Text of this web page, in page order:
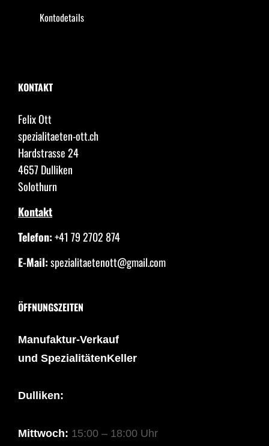
Kontodetails
KONTAKT
Felix Ott
spezialitaeten-ott.ch
Hardstrasse 24
4657 Dulliken
Solothurn
Kontakt
Telefon:+41 79 2702 874
E-Mail:spezialitaetenott@gmail.com
ÖFFNUNGSZEITEN
Manufaktur-Verkauf
und SpezialitätenKeller
Dulliken:
Mittwoch: 15:00 – 18:00 Uhr